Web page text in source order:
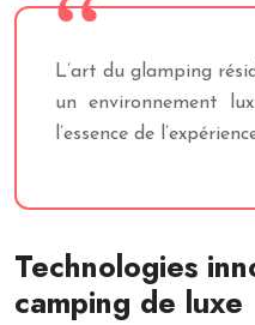
L’art du glamping
un environnement
l’essence de
Technologies
camping de luxe